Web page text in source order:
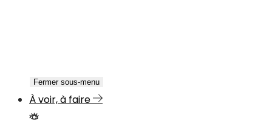
Fermer sous-menu
À voir, à faire